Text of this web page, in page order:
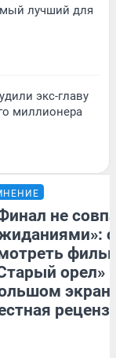
лучший для
экс-главу
миллионера
не
орел»